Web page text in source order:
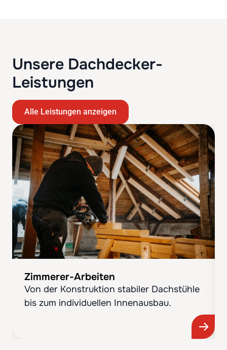
Unsere Dachdecker-
Leistungen
Alle Leistungen anzeigen
Zimmerer-Arbeiten
Von der Konstruktion stabiler Dachstühle
bis zum individuellen Innenausbau.